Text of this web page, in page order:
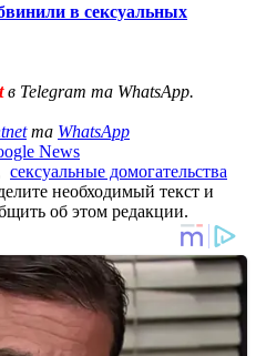
в сексуальных
в Telegram та WhatsApp.
та WhatsApp
News
сексуальные домогательства
необходимый текст и
об этом редакции.